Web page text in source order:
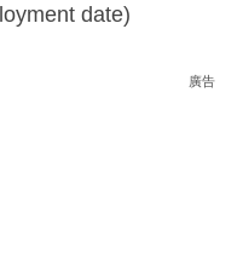
date)
廣告